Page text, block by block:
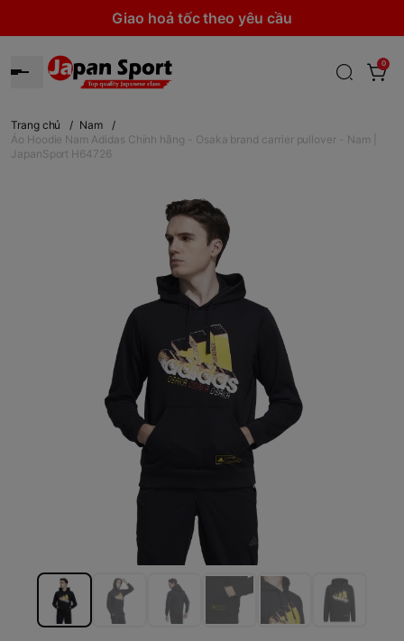
Giao hoả tốc theo yêu cầu
0
Trang chủ / Nam
/
Áo Hoodie Nam Adidas Chính hãng - Osaka brand carrier pullover - Nam |
JapanSport H64726